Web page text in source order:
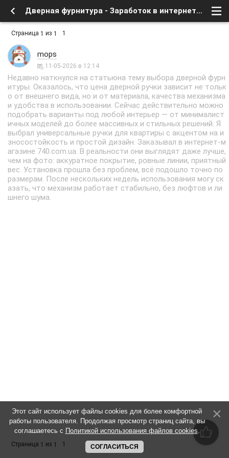
Дверная фурнитура - Заработок в интернете, бесплатное в сети - Досуг - Форум о спутниковом тв и интернете
Страница 1 из 1 1
mops
11-05-2026 в 12:14
Недавно наткнулся на статьюна тему выбора дверной фурн
итуры. Оказалось, что цена дверной ручки зависит не тольк
о от внешнего вида, но и от материала, качества механизма
и удобства в использовании. Сейчас действительно можно
подобрать варианты под любой интерьер — от минималист
ичных моделей до более массивных и стильных решений. Я
выбрал универсальные ручки для квартиры с акцентом на и
зносостойкость и простой дизайн. Заказывал в интернет-м
агазине 740.com.ua. В реальности они выглядят даже лучше,
чем на фото: аккуратное покрытие, ровные линии, приятный
вес. Установка прошла без проблем, всё подошло точно по
размерам. После нескольких недель использования могу ск
азать, что механизм работает стабильно, без люфтов и ли
шнего шума.
Страница 1 из 1 1
Этот сайт использует файлы cookies для более комфортной
работы пользователя. Продолжая просмотр страниц сайта, вы
соглашаетесь с Политикой использования файлов cookies.
СОГЛАСИТЬСЯ